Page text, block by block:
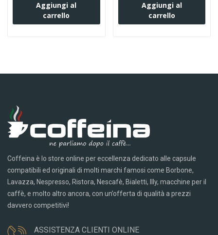
Aggiungi al
carrello
Aggiungi al
carrello
Coffeina è lo store online per eccellenza dedicato alle capsule
compatibili ed originali di molti marchi famosi come Borbone,
Lavazza, Nespresso, Ristora, Nescafè, Bialetti, Illy, macchine per il
caffè, e molto altro ancora, con un’offerta di qualità a prezzi
davvero competitivi!
ASSISTENZA CLIENTI ONLINE